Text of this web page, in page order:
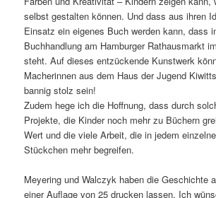
selbst gestalten können. Und dass aus ihren
Einsatz ein eigenes Buch werden kann, dass
Buchhandlung am Hamburger Rathausmarkt
steht. Auf dieses entzückende Kunstwerk
Macherinnen aus dem Haus der Jugend
bannig stolz sein!
Zudem hege ich die Hoffnung, dass durch
Projekte, die Kinder noch mehr zu Büchern
Wert und die viele Arbeit, die in jedem
Stückchen mehr begreifen.
Meyering und Walczyk haben die Geschichte
einer Auflage von 25 drucken lassen. Ich